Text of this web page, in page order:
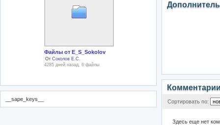
Файлы от E_S_Sokolov
От Соколов Е.С.
4285 дней назад, 6 файлы
__sape_keys__ Сортировать по:
Здесь еще нет